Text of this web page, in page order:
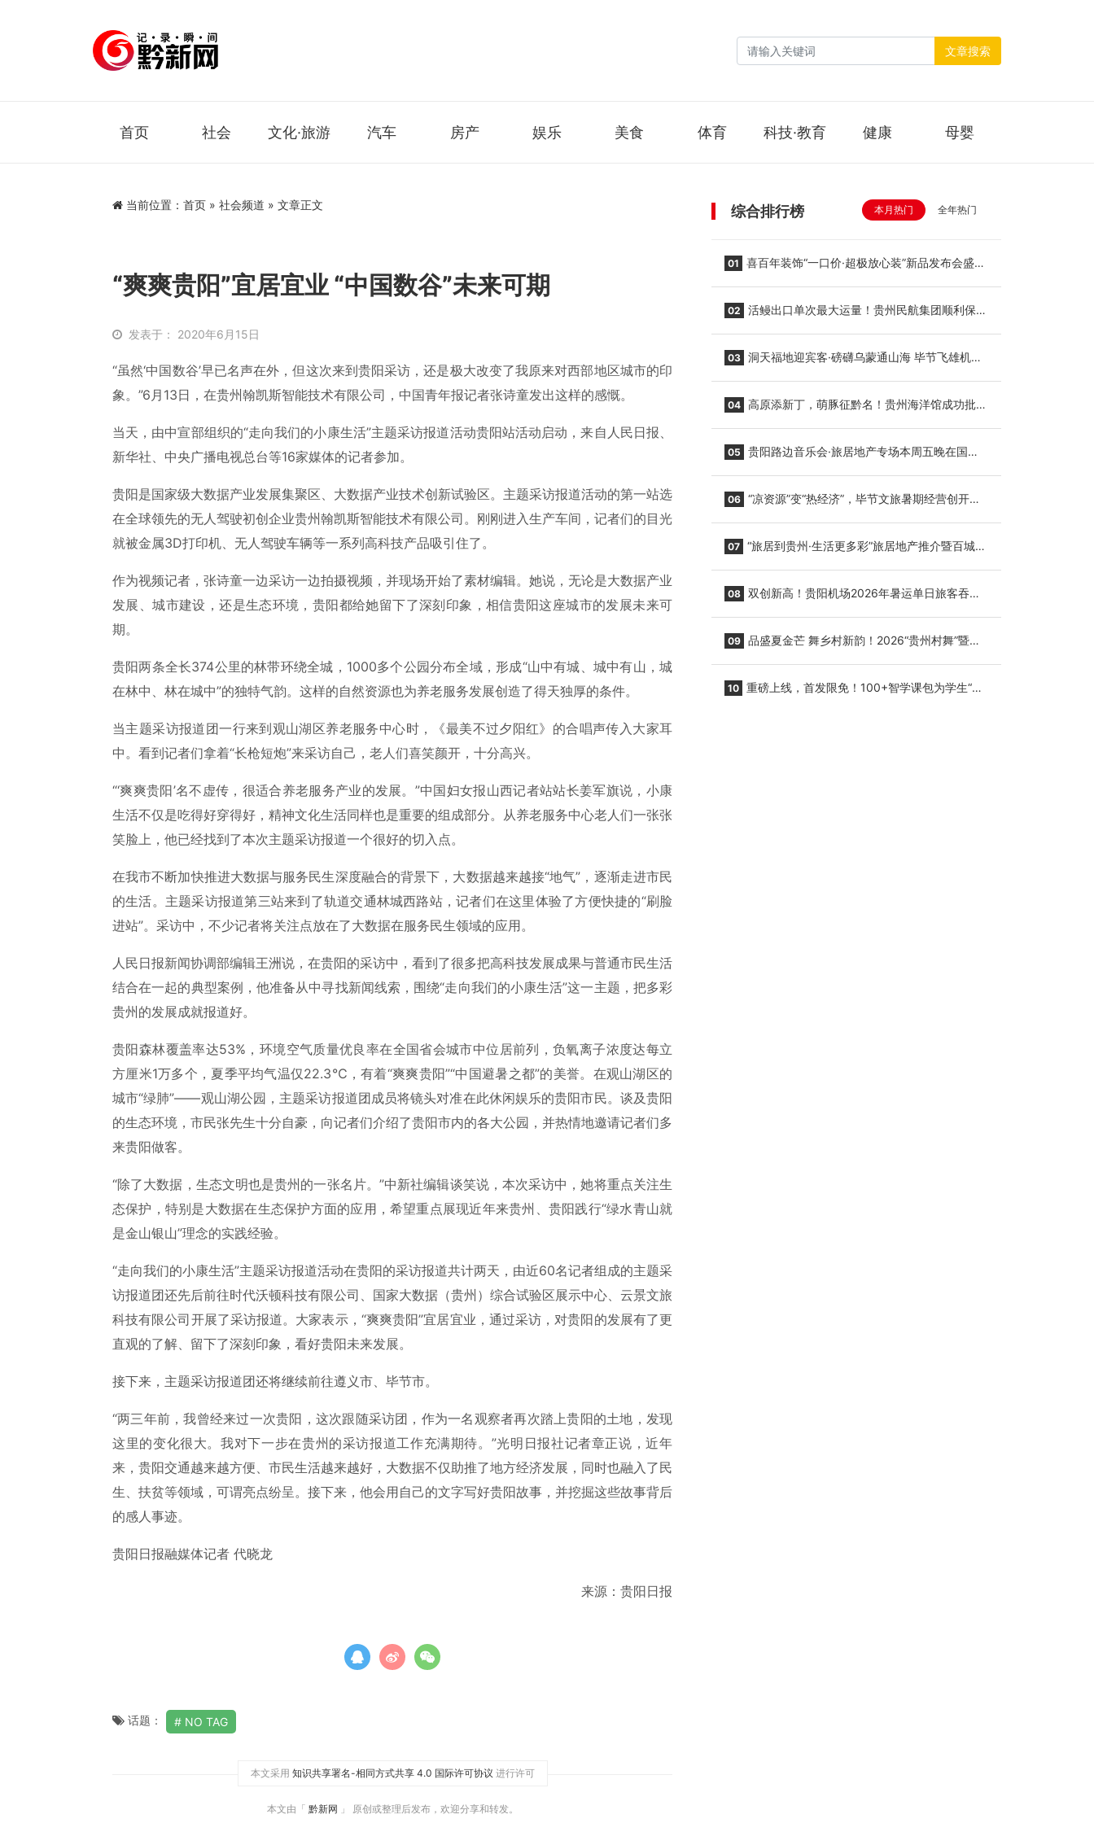
文章搜索
首页 社会 文化·旅游 汽车 房产 娱乐 美食 体育 科技·教育 健康 母婴
当前位置： 首页 » 社会频道 » 文章正文
“爽爽贵阳”宜居宜业 “中国数谷”未来可期
发表于： 2020年6月15日
“虽然‘中国数谷’早已名声在外，但这次来到贵阳采访，还是极大改变了我原来对西部地区城市的印
象。”6月13日，在贵州翰凯斯智能技术有限公司，中国青年报记者张诗童发出这样的感慨。
当天，由中宣部组织的“走向我们的小康生活”主题采访报道活动贵阳站活动启动，来自人民日报、
新华社、中央广播电视总台等16家媒体的记者参加。
贵阳是国家级大数据产业发展集聚区、大数据产业技术创新试验区。主题采访报道活动的第一站选
在全球领先的无人驾驶初创企业贵州翰凯斯智能技术有限公司。刚刚进入生产车间，记者们的目光
就被金属3D打印机、无人驾驶车辆等一系列高科技产品吸引住了。
作为视频记者，张诗童一边采访一边拍摄视频，并现场开始了素材编辑。她说，无论是大数据产业
发展、城市建设，还是生态环境，贵阳都给她留下了深刻印象，相信贵阳这座城市的发展未来可
期。
贵阳两条全长374公里的林带环绕全城，1000多个公园分布全域，形成“山中有城、城中有山，城
在林中、林在城中”的独特气韵。这样的自然资源也为养老服务发展创造了得天独厚的条件。
当主题采访报道团一行来到观山湖区养老服务中心时，《最美不过夕阳红》的合唱声传入大家耳
中。看到记者们拿着“长枪短炮”来采访自己，老人们喜笑颜开，十分高兴。
“‘爽爽贵阳’名不虚传，很适合养老服务产业的发展。”中国妇女报山西记者站站长姜军旗说，小康
生活不仅是吃得好穿得好，精神文化生活同样也是重要的组成部分。从养老服务中心老人们一张张
笑脸上，他已经找到了本次主题采访报道一个很好的切入点。
在我市不断加快推进大数据与服务民生深度融合的背景下，大数据越来越接“地气”，逐渐走进市民
的生活。主题采访报道第三站来到了轨道交通林城西路站，记者们在这里体验了方便快捷的“刷脸
进站”。采访中，不少记者将关注点放在了大数据在服务民生领域的应用。
人民日报新闻协调部编辑王洲说，在贵阳的采访中，看到了很多把高科技发展成果与普通市民生活
结合在一起的典型案例，他准备从中寻找新闻线索，围绕“走向我们的小康生活”这一主题，把多彩
贵州的发展成就报道好。
贵阳森林覆盖率达53%，环境空气质量优良率在全国省会城市中位居前列，负氧离子浓度达每立
方厘米1万多个，夏季平均气温仅22.3℃，有着“爽爽贵阳”“中国避暑之都”的美誉。在观山湖区的
城市“绿肺”——观山湖公园，主题采访报道团成员将镜头对准在此休闲娱乐的贵阳市民。谈及贵阳
的生态环境，市民张先生十分自豪，向记者们介绍了贵阳市内的各大公园，并热情地邀请记者们多
来贵阳做客。
“除了大数据，生态文明也是贵州的一张名片。”中新社编辑谈笑说，本次采访中，她将重点关注生
态保护，特别是大数据在生态保护方面的应用，希望重点展现近年来贵州、贵阳践行“绿水青山就
是金山银山”理念的实践经验。
“走向我们的小康生活”主题采访报道活动在贵阳的采访报道共计两天，由近60名记者组成的主题采
访报道团还先后前往时代沃顿科技有限公司、国家大数据（贵州）综合试验区展示中心、云景文旅
科技有限公司开展了采访报道。大家表示，“爽爽贵阳”宜居宜业，通过采访，对贵阳的发展有了更
直观的了解、留下了深刻印象，看好贵阳未来发展。
接下来，主题采访报道团还将继续前往遵义市、毕节市。
“两三年前，我曾经来过一次贵阳，这次跟随采访团，作为一名观察者再次踏上贵阳的土地，发现
这里的变化很大。我对下一步在贵州的采访报道工作充满期待。”光明日报社记者章正说，近年
来，贵阳交通越来越方便、市民生活越来越好，大数据不仅助推了地方经济发展，同时也融入了民
生、扶贫等领域，可谓亮点纷呈。接下来，他会用自己的文字写好贵阳故事，并挖掘这些故事背后
的感人事迹。
贵阳日报融媒体记者 代晓龙
来源：贵阳日报
话题： NO TAG
本文采用 知识共享署名-相同方式共享 4.0 国际许可协议 进行许可
本文由「 黔新网 」 原创或整理后发布，欢迎分享和转发。
综合排行榜 本月热门 全年热门
01 喜百年装饰“一口价·超极放心装”新品发布会盛大
02 活鳗出口单次最大运量！贵州民航集团顺利保障
03 洞天福地迎宾客·磅礴乌蒙通山海 毕节飞雄机场
04 高原添新丁，萌豚征黔名！贵州海洋馆成功批量
05 贵阳路边音乐会·旅居地产专场本周五晚在国际
06 “凉资源”变“热经济”，毕节文旅暑期经营创开门
07 “旅居到贵州·生活更多彩”旅居地产推介暨百城千
08 双创新高！贵阳机场2026年暑运单日旅客吞吐
09 品盛夏金芒 舞乡村新韵！2026“贵州村舞”暨望
10 重磅上线，首发限免！100+智学课包为学生“精